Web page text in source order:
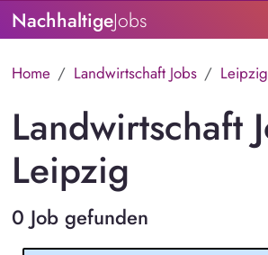
NachhaltigeJobs
Home Landwirtschaft Jobs Leipzig
Landwirtschaft
Leipzig
0 Job gefunden